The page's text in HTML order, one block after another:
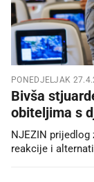
PONEDJELJAK
Bivša
obiteljima s
NJEZIN prijedlog
reakcije i